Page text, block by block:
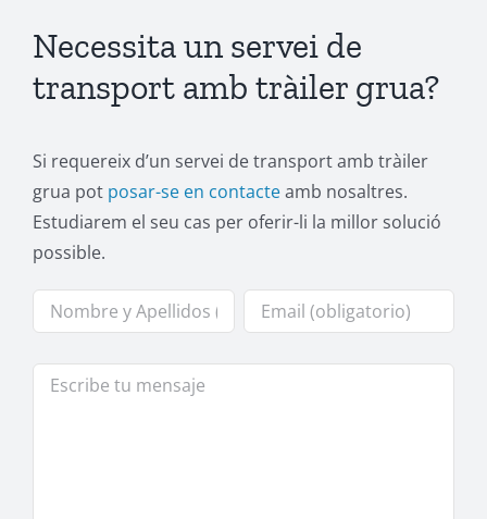
Necessita un servei de
transport amb tràiler grua?
Si requereix d’un servei de transport amb tràiler
grua pot posar-se en contacteamb nosaltres.
Estudiarem el seu cas per oferir-li la millor solució
possible.